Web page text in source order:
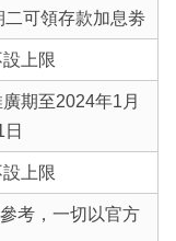
二可領存款加息劵
上限
期至2024年1月
日
上限
考，一切以官方